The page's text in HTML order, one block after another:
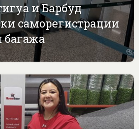
и Барбуд
саморегистрации
багажа